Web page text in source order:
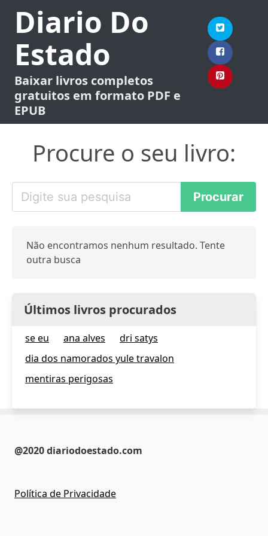
Diario Do
Estado
Baixar livros completos
gratuitos em formato PDF e
EPUB
Procure o seu livro:
Não encontramos nenhum resultado. Tente
outra busca
Últimos livros procurados
se eu ana alves
dri satys
dia dos namorados yule travalon
mentiras perigosas
@2020 diariodoestado.com
Política de Privacidade